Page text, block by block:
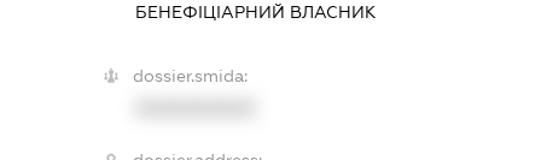
БЕНЕФІЦІАРНИЙ ВЛАСНИК
dossier.smida: